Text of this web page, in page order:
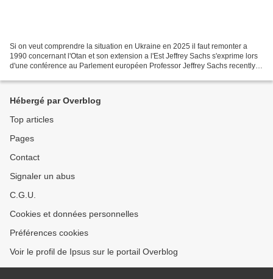
Si on veut comprendre la situation en Ukraine en 2025 il faut remonter a
1990 concernant l'Otan et son extension a l'Est Jeffrey Sachs s'exprime lors
d'une conférence au Parlement européen Professor Jeffrey Sachs recently
Hébergé par Overblog
Top articles
Pages
Contact
Signaler un abus
C.G.U.
Cookies et données personnelles
Préférences cookies
Voir le profil de Ipsus sur le portail Overblog